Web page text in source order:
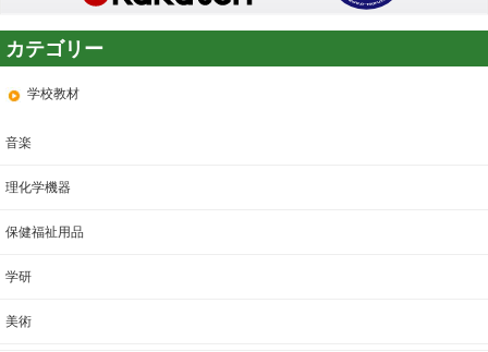
学校教材
音楽
理化学機器
保健福祉用品
学研
美術